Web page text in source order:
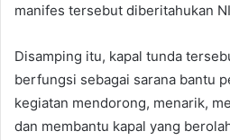
manifes tersebut diberitahukan
Disamping itu, kapal tunda
berfungsi sebagai sarana bantu
kegiatan mendorong, menarik,
dan membantu kapal yang